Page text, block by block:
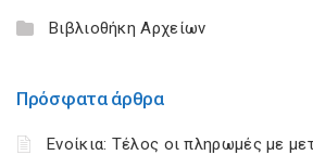
Βιβλιοθήκη Αρχείων
Πρόσφατα άρθρα
Ενοίκια: Τέλος οι πληρωμές με